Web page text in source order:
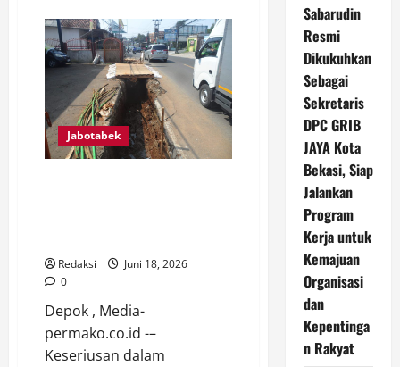
SPEED
RACING
TEAM,
BUKTI
USAHA
BENGKEL
KAMPUNG
MAMPU
BERSAING
DENGAN
PROFESIONAL
Jabotabek
Redaksi
Juni 18, 2026
0
Depok , Media-
permako.co.id -–
Keseriusan dalam
Sabarudin
Resmi
Dikukuhkan
Sebagai
Sekretaris
DPC GRIB
JAYA Kota
Bekasi, Siap
Jalankan
Program
Kerja untuk
Kemajuan
Organisasi
dan
Kepentinga
n Rakyat